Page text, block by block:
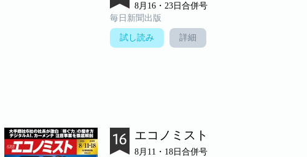
8月16・23日合併号
毎日新聞出版
試し読み 詳細
エコノミスト
8月11・18日合併号